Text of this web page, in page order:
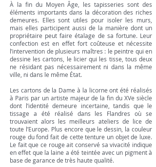
À la fin du Moyen Âge, les tapisseries sont des
éléments importants dans la décoration des riches
demeures. Elles sont utiles pour isoler les murs,
mais elles participent aussi de la manière dont un
propriétaire peut faire étalage de sa fortune. Leur
confection est en effet fort coûteuse et nécessite
l’intervention de plusieurs maîtres : le peintre qui en
dessine les cartons, le licier qui les tisse, tous deux
ne résidant pas nécessairement ni dans la même
ville, ni dans le même État.
Les cartons de la Dame à la licorne ont été réalisés
à Paris par un artiste majeur de la fin du XVe siècle
dont l’identité demeure incertaine, tandis que le
tissage a été réalisé dans les Flandres où se
trouvaient alors les meilleurs ateliers de lice de
toute l’Europe. Plus encore que le dessin, la couleur
rouge du fond fait de cette tenture un objet de luxe.
Le fait que ce rouge ait conservé sa vivacité indique
en effet que la laine a été teintée avec un pigment à
base de garance de très haute qualité.